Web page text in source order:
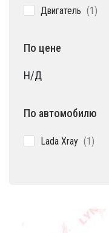
Двигатель 11
По цене
Н/Д
По автомобилю
Lada Xray 11